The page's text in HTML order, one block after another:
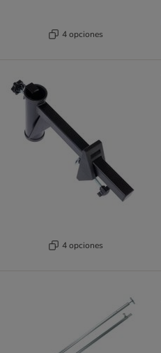
4 opciones
4 opciones